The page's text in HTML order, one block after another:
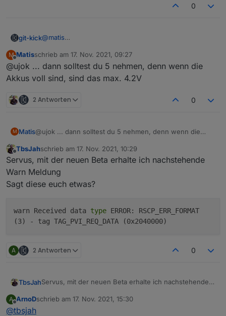
0
git-kick@matis
bleibt so, nur den Namen ändere ich auf
"Zellspannung [V]", wenn der Wert kleiner 4 ist (wo
hat schon eine Batterie unter 4°C?).
So hat man zumindest einen Hinweis, dass da keine
M
Offline
Matisschrieb am 17. Nov. 2021, 09:27
zuletzt editiert von
@ujok ... dann solltest du 5 nehmen, denn wenn die
Akkus voll sind, sind das max. 4.2V
2 Antworten 0
M Matis@ujok ... dann solltest du 5 nehmen, denn wenn die
TbsJahschrieb am 17. Nov. 2021, 10:29
zuletzt editiert von
Servus, mit der neuen Beta erhalte ich nachstehende
Warn Meldung
Sagt diese euch etwas?
warn Received data type ERROR: RSCP_ERR_FORMAT
(3) - tag TAG_PVI_REQ_DATA (0x2040000)
A 2 Antworten 0
TbsJahServus, mit der neuen Beta erhalte ich nachstehende
Sagt diese euch etwas?
A
Offline
ArnoDschrieb am 17. Nov. 2021, 15:30
zuletzt editiert von
@tbsjah